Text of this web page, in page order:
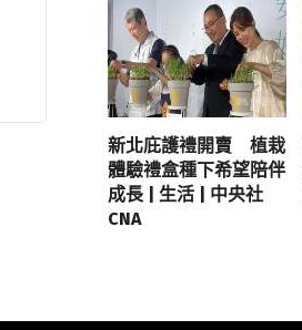
新北庇護禮開賣 植栽
體驗禮盒種下希望陪伴
成長 | 生活 | 中央社
CNA